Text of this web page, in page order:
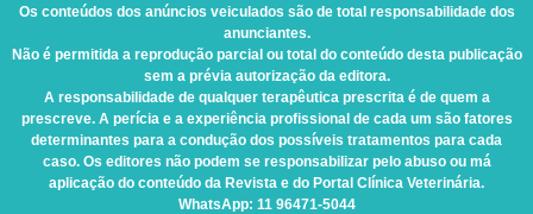
Os conteúdos dos anúncios veiculados são de total responsabilidade dos
anunciantes.
Não é permitida a reprodução parcial ou total do conteúdo desta publicação
sem a prévia autorização da editora.
A responsabilidade de qualquer terapêutica prescrita é de quem a
prescreve. A perícia e a experiência profissional de cada um são fatores
determinantes para a condução dos possíveis tratamentos para cada
caso. Os editores não podem se responsabilizar pelo abuso ou má
aplicação do conteúdo da Revista e do Portal Clínica Veterinária.
WhatsApp: 11 96471-5044